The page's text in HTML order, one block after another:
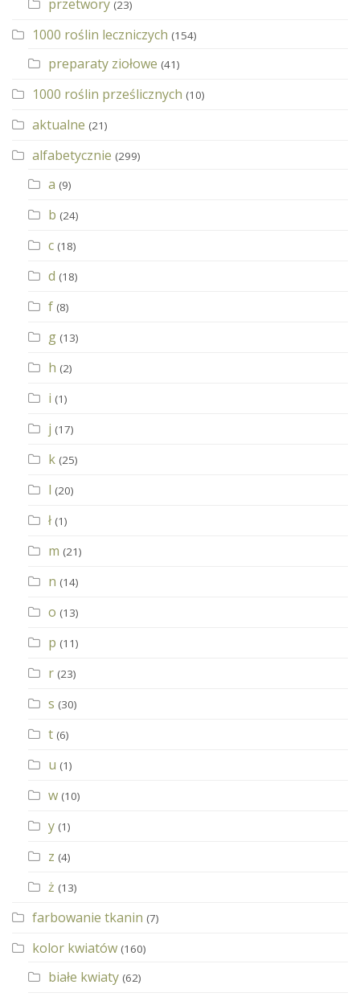
przetwory (23)
1000 roślin leczniczych (154)
preparaty ziołowe (41)
1000 roślin prześlicznych (10)
aktualne (21)
alfabetycznie (299)
a (9)
b (24)
c (18)
d (18)
f (8)
g (13)
h (2)
i (1)
j (17)
k (25)
l (20)
ł (1)
m (21)
n (14)
o (13)
p (11)
r (23)
s (30)
t (6)
u (1)
w (10)
y (1)
z (4)
ż (13)
farbowanie tkanin (7)
kolor kwiatów (160)
białe kwiaty (62)